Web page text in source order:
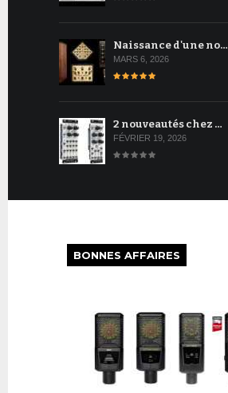
Naissance d'une no…
MARS 6, 2026
2 nouveautés chez …
FÉVRIER 19, 2026
BONNES AFFAIRES